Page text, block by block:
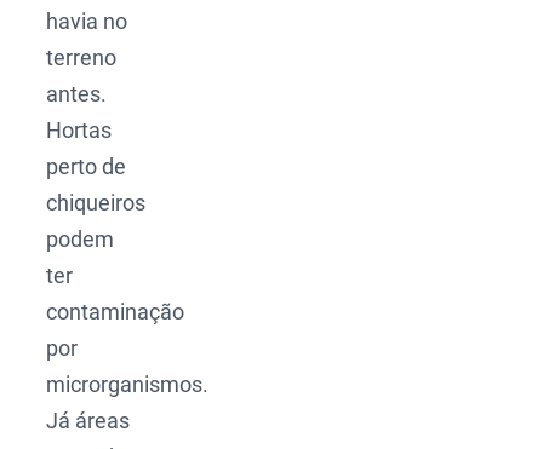
havia no
terreno
antes.
Hortas
perto de
chiqueiros
podem
ter
contaminação
por
microrganismos.
Já áreas